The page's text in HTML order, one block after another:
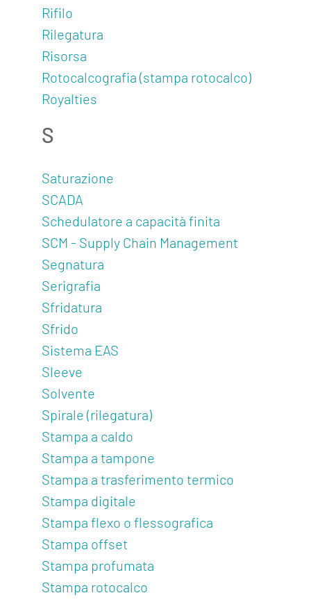
Rifilo
Rilegatura
Risorsa
Rotocalcografia (stampa rotocalco)
Royalties
S
Saturazione
SCADA
Schedulatore a capacità finita
SCM - Supply Chain Management
Segnatura
Serigrafia
Sfridatura
Sfrido
Sistema EAS
Sleeve
Solvente
Spirale (rilegatura)
Stampa a caldo
Stampa a tampone
Stampa a trasferimento termico
Stampa digitale
Stampa flexo o flessografica
Stampa offset
Stampa profumata
Stampa rotocalco